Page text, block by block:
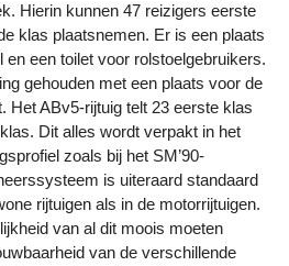
Hierin kunnen 47 reizigers eerste
klas plaatsnemen. Er is een plaats
een toilet voor rolstoelgebruikers.
gehouden met een plaats voor de
Het ABv5-rijtuig telt 23 eerste klas
Dit alles wordt verpakt in het
zoals bij het SM’90-
is uiteraard standaard
rijtuigen als in de motorrijtuigen.
van al dit moois moeten
van de verschillende